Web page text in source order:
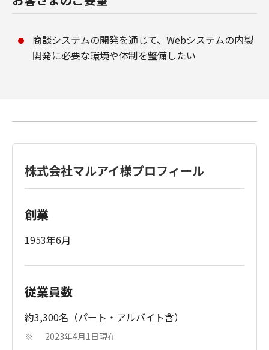
商談システムの開発を通じて、Webシステムの内製
開発に必要な環境や体制を整備したい
株式会社マルアイ様プロフィール
創業
1953年6月
従業員数
約3,300名（パート・アルバイト含）
※ 2023年4月1日現在